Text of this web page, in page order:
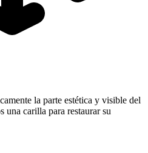
la parte estética y visible del
una carilla para restaurar su